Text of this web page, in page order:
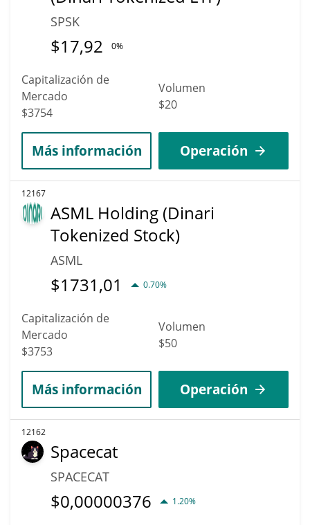
SPSK
$17,92 0%
Capitalización de
Mercado
$3754
Volumen
$20
Más información Operación
12167
ASML Holding (Dinari
Tokenized Stock)
ASML
$1731,01 0.70%
Capitalización de
Mercado
$3753
Volumen
$50
Más información Operación
12162
Spacecat
SPACECAT
$0,00000376 1.20%